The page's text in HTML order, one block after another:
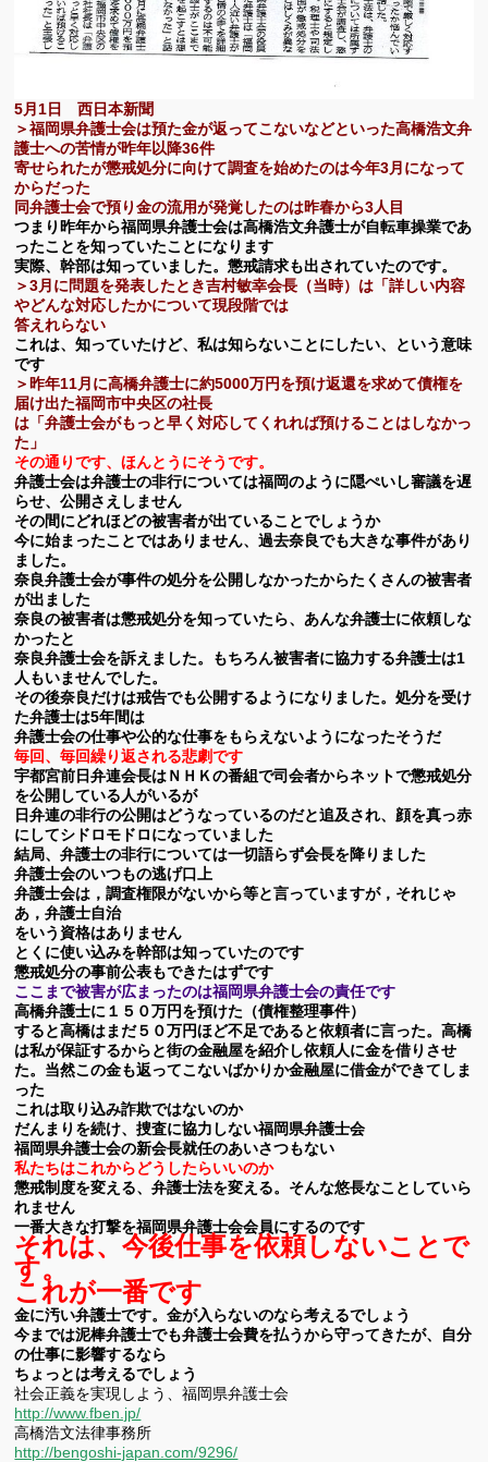
5月1日 西日本新聞
＞福岡県弁護士会は預た金が返ってこないなどといった高橋浩文弁
護士への苦情が昨年以降36件
寄せられたが懲戒処分に向けて調査を始めたのは今年3月になって
からだった
同弁護士会で預り金の流用が発覚したのは昨春から3人目
つまり昨年から福岡県弁護士会は高橋浩文弁護士が自転車操業であ
ったことを知っていたことになります
実際、幹部は知っていました。懲戒請求も出されていたのです。
＞3月に問題を発表したとき吉村敏幸会長（当時）は「詳しい内容
やどんな対応したかについて現段階では
答えれらない
これは、知っていたけど、私は知らないことにしたい、という意味
です
＞昨年11月に高橋弁護士に約5000万円を預け返還を求めて債権を
届け出た福岡市中央区の社長
は「弁護士会がもっと早く対応してくれれば預けることはしなかっ
た」
その通りです、ほんとうにそうです。
弁護士会は弁護士の非行については福岡のように隠ぺいし審議を遅
らせ、公開さえしません
その間にどれほどの被害者が出ていることでしょうか
今に始まったことではありません、過去奈良でも大きな事件があり
ました。
奈良弁護士会が事件の処分を公開しなかったからたくさんの被害者
が出ました
奈良の被害者は懲戒処分を知っていたら、あんな弁護士に依頼しな
かったと
奈良弁護士会を訴えました。もちろん被害者に協力する弁護士は1
人もいませんでした。
その後奈良だけは戒告でも公開するようになりました。処分を受け
た弁護士は5年間は
弁護士会の仕事や公的な仕事をもらえないようになったそうだ
毎回、毎回繰り返される悲劇です
宇都宮前日弁連会長はＮＨＫの番組で司会者からネットで懲戒処分
を公開している人がいるが
日弁連の非行の公開はどうなっているのだと追及され、顔を真っ赤
にしてシドロモドロになっていました
結局、弁護士の非行については一切語らず会長を降りました
弁護士会のいつもの逃げ口上
弁護士会は，調査権限がないから等と言っていますが，それじゃ
あ，弁護士自治
をいう資格はありません
とくに使い込みを幹部は知っていたのです
懲戒処分の事前公表もできたはずです
ここまで被害が広まったのは福岡県弁護士会の責任です
高橋弁護士に１５０万円を預けた（債権整理事件）
すると高橋はまだ５０万円ほど不足であると依頼者に言った。高橋
は私が保証するからと街の金融屋を紹介し依頼人に金を借りさせ
た。当然この金も返ってこないばかりか金融屋に借金ができてしま
った
これは取り込み詐欺ではないのか
だんまりを続け、捜査に協力しない福岡県弁護士会
福岡県弁護士会の新会長就任のあいさつもない
私たちはこれからどうしたらいいのか
懲戒制度を変える、弁護士法を変える。そんな悠長なことしていら
れません
一番大きな打撃を福岡県弁護士会会員にするのです
それは、今後仕事を依頼しないことで
す。
これが一番です
金に汚い弁護士です。金が入らないのなら考えるでしょう
今までは泥棒弁護士でも弁護士会費を払うから守ってきたが、自分
の仕事に影響するなら
ちょっとは考えるでしょう
社会正義を実現しよう、福岡県弁護士会
http://www.fben.jp/
高橋浩文法律事務所
http://bengoshi-japan.com/9296/